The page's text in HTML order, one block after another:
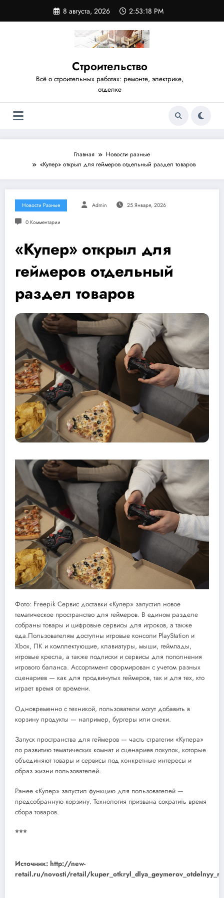
содержимому
8 августа, 2026 2:53:18 PM
Строительство
Всё о строительных работах: ремонте, электрике,
отделке
Главная
Новости разные
«Купер» открыл для геймеров отдельный раздел товаров
Новости Разные Admin 25 Января, 2026
0 Комментарии
«Купер» открыл для
геймеров отдельный
раздел товаров
Фото: Freepik Сервис доставки «Купер» запустил новое
тематическое пространство для геймеров. В едином разделе
собраны товары и цифровые сервисы для игроков, а также
еда.Пользователям доступны игровые консоли PlayStation и
Xbox, ПК и комплектующие, клавиатуры, мыши, геймпады,
игровые кресла, а также подписки и сервисы для пополнения
игрового баланса. Ассортимент сформирован с учетом разных
сценариев — как для продвинутых геймеров, так и для тех, кто
играет время от времени.
Одновременно с техникой, пользователи могут добавить в
корзину продукты — например, бургеры или снеки.
Запуск пространства для геймеров — часть стратегии «Купера»
по развитию тематических комнат и сценариев покупок, которые
объединяют товары и сервисы под конкретные интересы и
образ жизни пользователей.
Ранее «Купер» запустил функцию для пользователей —
предсобранную корзину. Технология призвана сократить время
сбора товаров.
***
Источник: http://new-
retail.ru/novosti/retail/